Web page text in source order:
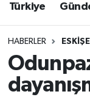
Türkiye
HABERLER
Süper Lig
Tüm
Son Dakika